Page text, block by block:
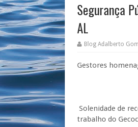
Segurança
AL
Blog Adalberto
Gestores
Solenidade de
trabalho do